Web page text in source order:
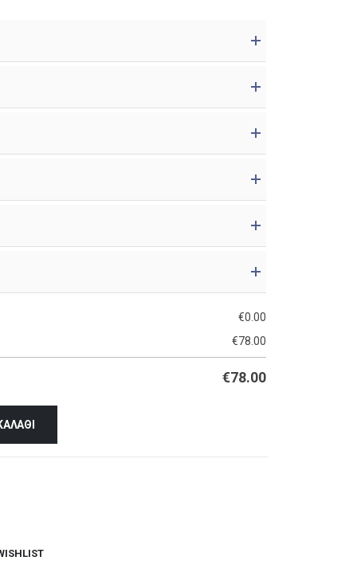
€0.00
€78.00
€78.00